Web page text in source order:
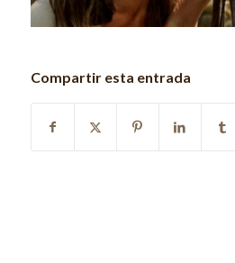
Compartir esta entrada